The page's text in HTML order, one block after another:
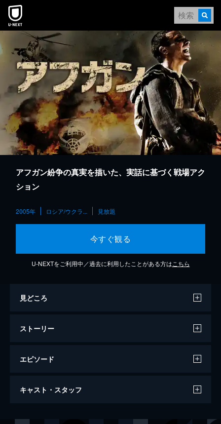
本文へスキップ
アフガン紛争の真実を描いた、実話に基づく戦場アク
ション
2005年 ロシア/ウクラ... 見放題
今すぐ観る
U-NEXTをご利用中／過去に利用したことがある方は こちら
見どころ
ストーリー
エピソード
アフガン
キャスト・スタッフ